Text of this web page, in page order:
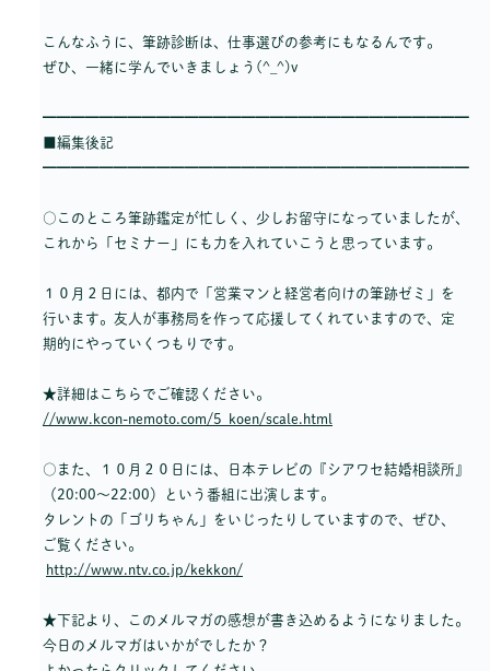
こんなふうに、筆跡診断は、仕事選びの参考にもなるんです。
ぜひ、一緒に学んでいきましょう(^_^)v
━━━━━━━━━━━━━━━━━━━━━━━━━━━━━━
■編集後記
━━━━━━━━━━━━━━━━━━━━━━━━━━━━━━
○このところ筆跡鑑定が忙しく、少しお留守になっていましたが、
これから「セミナー」にも力を入れていこうと思っています。
１０月２日には、都内で「営業マンと経営者向けの筆跡ゼミ」を
行います。友人が事務局を作って応援してくれていますので、定
期的にやっていくつもりです。
★詳細はこちらでご確認ください。
//www.kcon-nemoto.com/5_koen/scale.html
○また、１０月２０日には、日本テレビの『シアワセ結婚相談所』
（20:00～22:00）という番組に出演します。
タレントの「ゴリちゃん」をいじったりしていますので、ぜひ、
ご覧ください。
http://www.ntv.co.jp/kekkon/
★下記より、このメルマガの感想が書き込めるようになりました。
今日のメルマガはいかがでしたか？